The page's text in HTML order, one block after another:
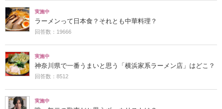
実施中
ラーメンって日本食？それとも中華料理？
回答数：19666
実施中
神奈川県で一番うまいと思う「横浜家系ラーメン店」はどこ？
回答数：8512
実施中